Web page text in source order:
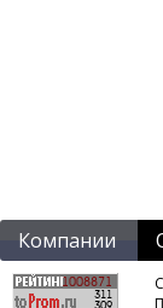
Компании